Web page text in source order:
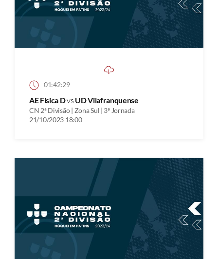
01:42:29
AE Fisica Dvs UD Vilafranquense
CN 2ª Divisão | Zona Sul | 3ª Jornada
21/10/2023 18:00